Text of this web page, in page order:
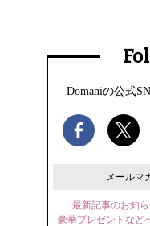
Domaniの公式
メールマ
最新記事のお知
豪華プレゼントなど